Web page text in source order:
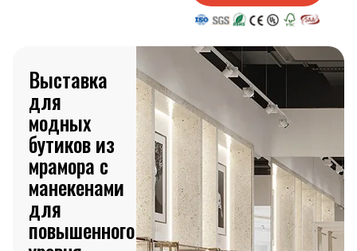
Выставка
для
модных
бутиков из
мрамора с
манекенами
для
повышенного